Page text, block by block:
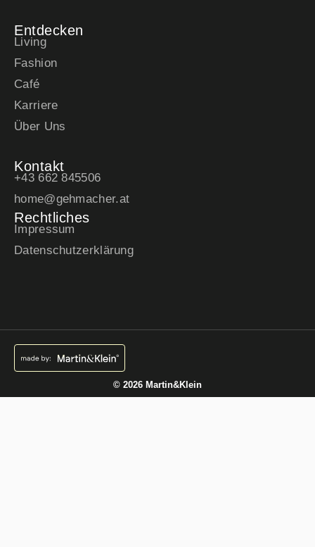
Entdecken
Living
Fashion
Café
Karriere
Über Uns
Kontakt
+43 662 845506
home@gehmacher.at
Rechtliches
Impressum
Datenschutzerklärung
© 2026 Martin&Klein